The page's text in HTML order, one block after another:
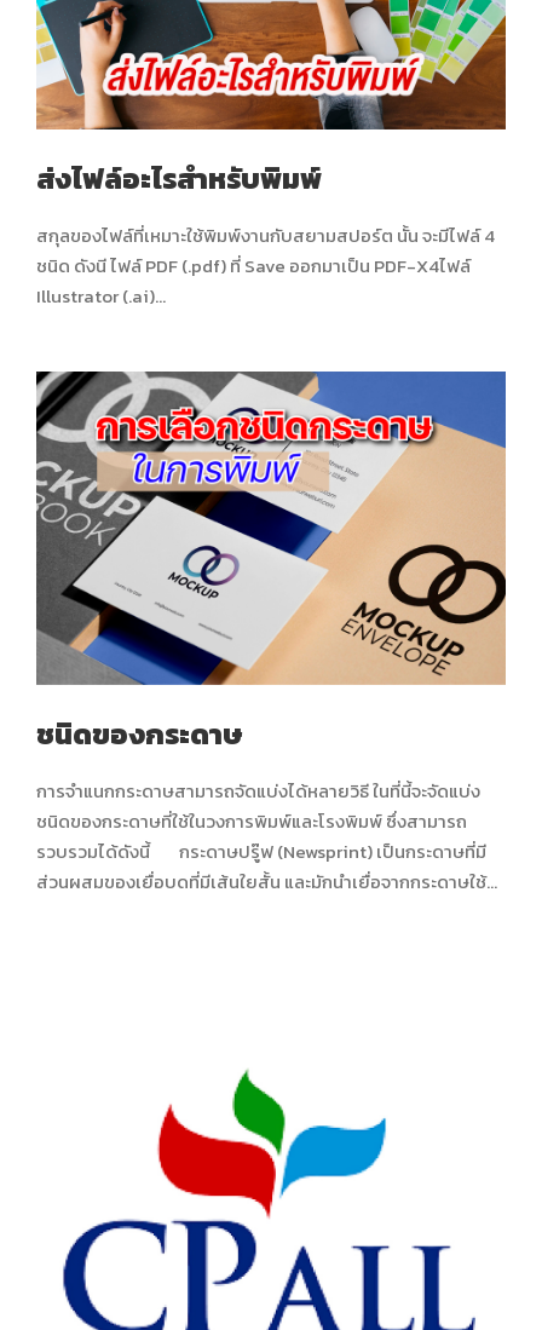
ส่งไฟล์อะไรสำหรับพิมพ์
สกุลของไฟล์ที่เหมาะใช้พิมพ์งานกับสยามสปอร์ต นั้น จะมีไฟล์ 4
ชนิด ดังนี ไฟล์ PDF (.pdf) ที่ Save ออกมาเป็น PDF-X4ไฟล์
Illustrator (.ai)...
ชนิดของกระดาษ
การจำแนกกระดาษสามารถจัดแบ่งได้หลายวิธี ในที่นี้จะจัดแบ่ง
ชนิดของกระดาษที่ใช้ในวงการพิมพ์และโรงพิมพ์ ซึ่งสามารถ
รวบรวมได้ดังนี้ กระดาษปรู๊ฟ (Newsprint) เป็นกระดาษที่มี
ส่วนผสมของเยื่อบดที่มีเส้นใยสั้น และมักนำเยื่อจากกระดาษใช้